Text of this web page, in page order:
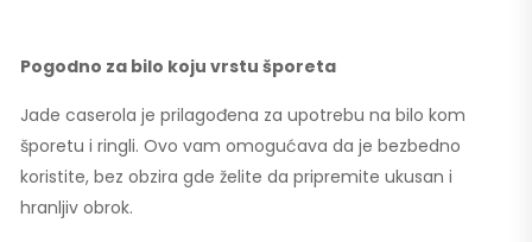
Pogodno za bilo koju vrstu šporeta
Jade caserola je prilagođena za upotrebu na bilo kom
šporetu i ringli. Ovo vam omogućava da je bezbedno
koristite, bez obzira gde želite da pripremite ukusan i
hranljiv obrok.